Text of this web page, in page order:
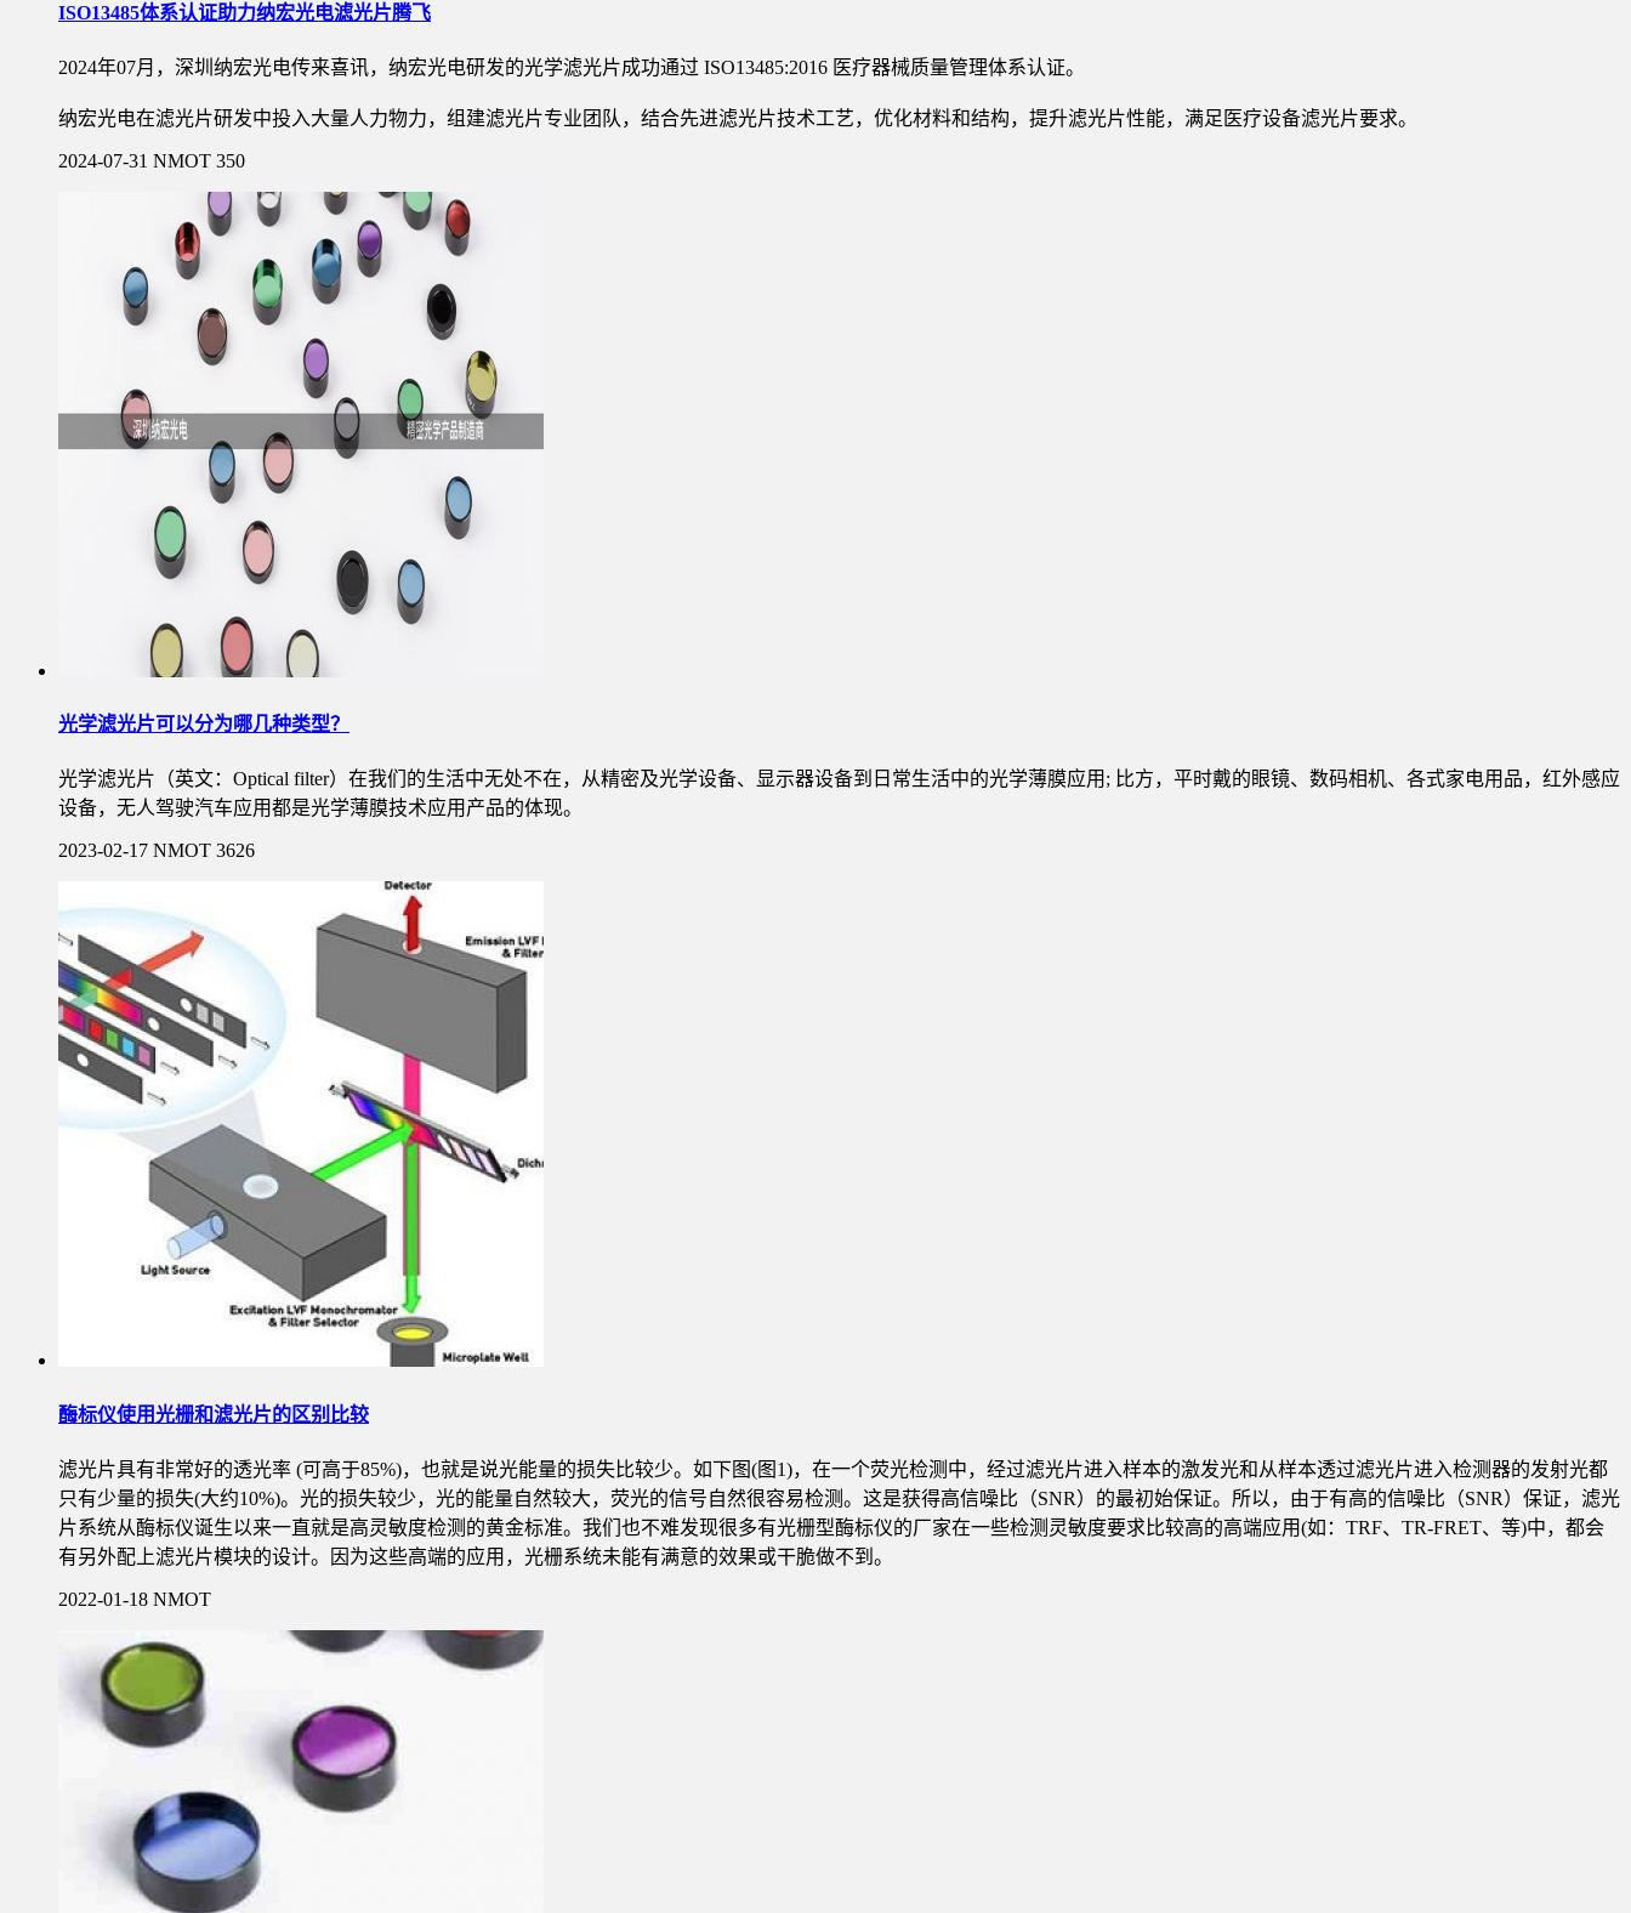
ISO13485体系认证助力纳宏光电滤光片腾飞
2024年07月，深圳纳宏光电传来喜讯，纳宏光电研发的光学滤光片成功通过 ISO13485:2016 医疗器械质量管理体系认证。
纳宏光电在滤光片研发中投入大量人力物力，组建滤光片专业团队，结合先进滤光片技术工艺，优化材料和结构，提升滤光片性能，满足医疗设备滤光片要求。
2024-07-31 NMOT 350
光学滤光片可以分为哪几种类型？
光学滤光片（英文：Optical filter）在我们的生活中无处不在，从精密及光学设备、显示器设备到日常生活中的光学薄膜应用; 比方，平时戴的眼镜、数码相机、各式家电用品，红外感应
设备，无人驾驶汽车应用都是光学薄膜技术应用产品的体现。
2023-02-17 NMOT 3626
酶标仪使用光栅和滤光片的区别比较
滤光片具有非常好的透光率 (可高于85%)，也就是说光能量的损失比较少。如下图(图1)，在一个荧光检测中，经过滤光片进入样本的激发光和从样本透过滤光片进入检测器的发射光都
只有少量的损失(大约10%)。光的损失较少，光的能量自然较大，荧光的信号自然很容易检测。这是获得高信噪比（SNR）的最初始保证。所以，由于有高的信噪比（SNR）保证，滤光
片系统从酶标仪诞生以来一直就是高灵敏度检测的黄金标准。我们也不难发现很多有光栅型酶标仪的厂家在一些检测灵敏度要求比较高的高端应用(如：TRF、TR-FRET、等)中，都会
有另外配上滤光片模块的设计。因为这些高端的应用，光栅系统未能有满意的效果或干脆做不到。
2022-01-18 NMOT